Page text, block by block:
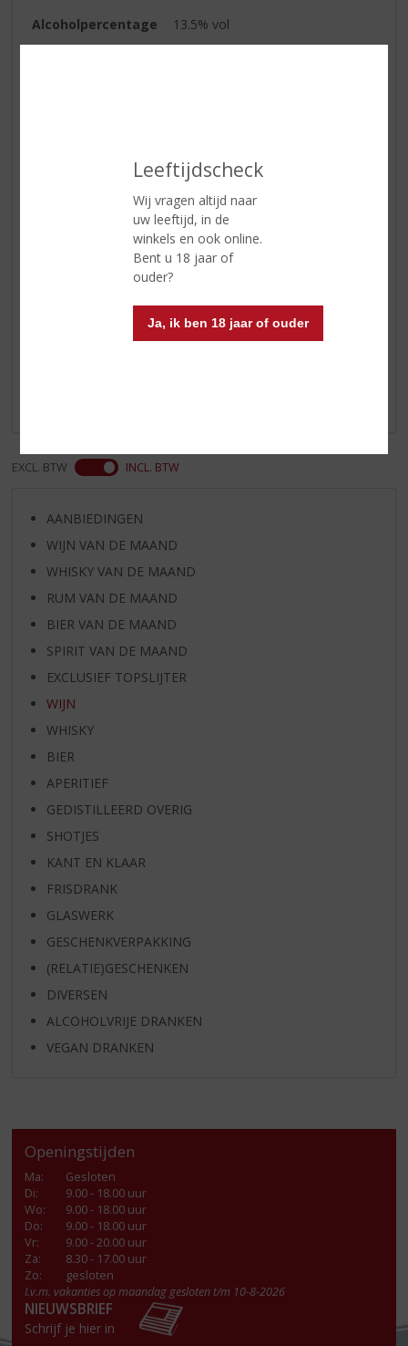
Leeftijdscheck
Wij vragen altijd naar
uw leeftijd, in de
winkels en ook online.
Bent u 18 jaar of
ouder?
Ja, ik ben 18 jaar of ouder
Alcoholpercentage
13.5% vol
houttonen. Soepele tannines die
ondersteunen. Vol & krachtig.
lamskoteletten, rosbief, licht
pittige kip, stoofschotels, pasta's
Reviews
EXCL. BTW INCL. BTW
AANBIEDINGEN
WIJN VAN DE MAAND
WHISKY VAN DE MAAND
RUM VAN DE MAAND
BIER VAN DE MAAND
SPIRIT VAN DE MAAND
EXCLUSIEF TOPSLIJTER
WIJN
WHISKY
BIER
APERITIEF
GEDISTILLEERD OVERIG
SHOTJES
KANT EN KLAAR
FRISDRANK
GLASWERK
GESCHENKVERPAKKING
(RELATIE)GESCHENKEN
DIVERSEN
ALCOHOLVRIJE DRANKEN
VEGAN DRANKEN
Openingstijden
Ma:
Gesloten
Di:
9.00 - 18.00 uur
Wo:
9.00 - 18.00 uur
Do:
9.00 - 18.00 uur
Vr:
9.00 - 20.00 uur
Za:
8.30 - 17.00 uur
Zo:
gesloten
I.v.m. vakanties op maandag gesloten t/m 10-8-2026
NIEUWSBRIEF
Schrijf je hier in